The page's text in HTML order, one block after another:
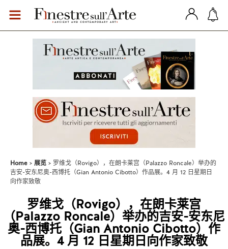
Home 展览
罗维戈（Rovigo），在朗卡莱宫（Palazzo Roncale）举办的
吉安-安东尼奥-西博托（Gian Antonio Cibotto）作品展。4 月 12 日星期日
向作家致敬
罗维戈（Rovigo），在朗卡莱宫
（Palazzo Roncale）举办的吉安-安东尼
奥-西博托（Gian Antonio Cibotto）作
品展。4 月 12 日星期日向作家致敬